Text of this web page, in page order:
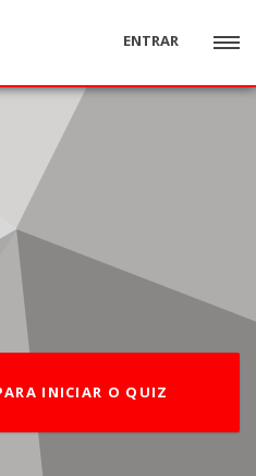
ENTRAR
INICIAR O QUIZ